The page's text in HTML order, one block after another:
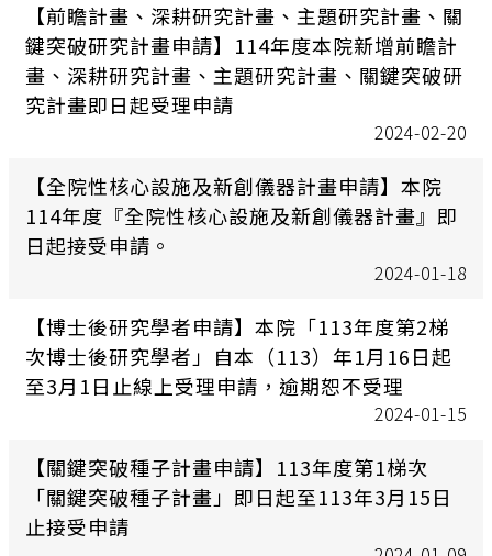
【前瞻計畫、深耕研究計畫、主題研究計畫、關
鍵突破研究計畫申請】114年度本院新增前瞻計
畫、深耕研究計畫、主題研究計畫、關鍵突破研
究計畫即日起受理申請
2024-02-20
【全院性核心設施及新創儀器計畫申請】本院
114年度『全院性核心設施及新創儀器計畫』即
日起接受申請。
2024-01-18
【博士後研究學者申請】本院「113年度第2梯
次博士後研究學者」自本（113）年1月16日起
至3月1日止線上受理申請，逾期恕不受理
2024-01-15
【關鍵突破種子計畫申請】113年度第1梯次
「關鍵突破種子計畫」即日起至113年3月15日
止接受申請